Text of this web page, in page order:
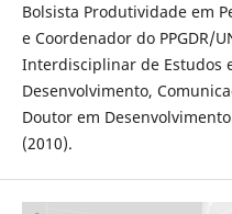
Bolsista Produtividade em
e Coordenador do PPGDR/
Interdisciplinar de Estudos
Desenvolvimento,
Doutor em
(2010).